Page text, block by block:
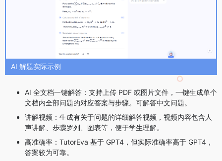
AI 解题实际示例
AI 全文档一键解答：支持上传 PDF 或图片文件，一键生成单个
文档内全部问题的对应答案与步骤。可解答中文问题。
讲解视频：生成有关于问题的详细解答视频，视频内容包含人
声讲解、步骤罗列、图表等，便于学生理解。
高准确率：TutorEva 基于 GPT4，但实际准确率高于 GPT4，
答案较为可靠。